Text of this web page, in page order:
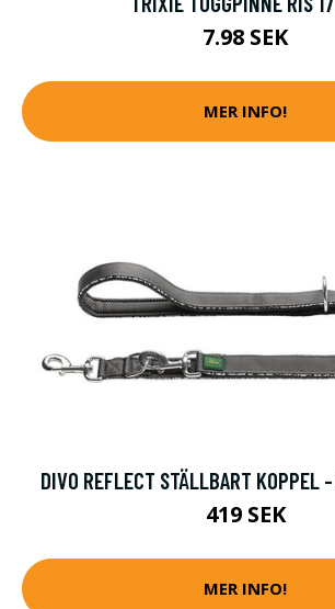
7.98 SEK
MER INFO!
DIVO REFLECT STÄLLBART KOPPEL
419 SEK
MER INFO!